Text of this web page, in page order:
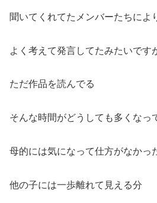
聞いてくれてたメンバーたちによ
よく考えて発言してたみたいです
ただ作品を読んでる
そんな時間がどうしても多くなっ
母的には気になって仕方がなかっ
他の子には一歩離れて見える分